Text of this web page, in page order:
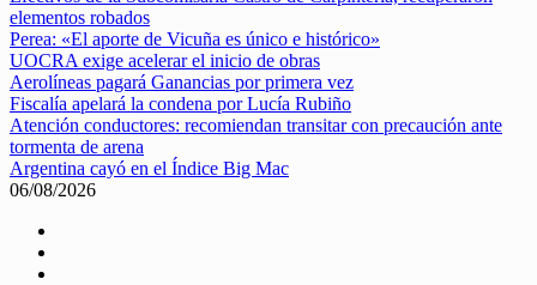
elementos robados
Perea: «El aporte de Vicuña es único e histórico»
UOCRA exige acelerar el inicio de obras
Aerolíneas pagará Ganancias por primera vez
Fiscalía apelará la condena por Lucía Rubiño
Atención conductores: recomiendan transitar con precaución ante
tormenta de arena
Argentina cayó en el Índice Big Mac
06/08/2026